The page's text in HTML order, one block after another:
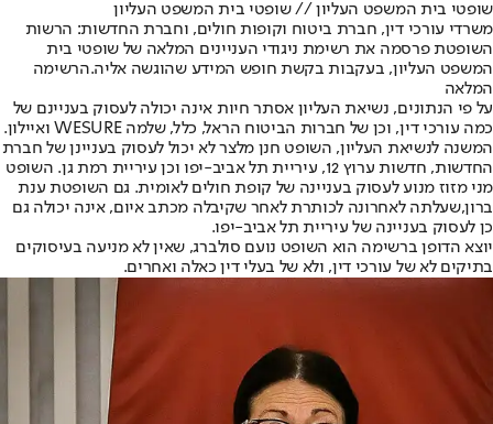
שופטי בית המשפט העליון // שופטי בית המשפט העליון
משרדי עורכי דין, חברת ביטוח וקופות חולים, וחברת החדשות: הרשות
השופטת פרסמה את רשימת ניגודי העניינים המלאה של שופטי בית
המשפט העליון, בעקבות בקשת חופש המידע שהוגשה אליה.הרשימה
המלאה
על פי הנתונים, נשיאת העליון אסתר חיות אינה יכולה לעסוק בעניינם של
כמה עורכי דין, וכן של חברות הביטוח הראל, כלל, שלמה WESURE ואיילון.
המשנה לנשיאת העליון, השופט חנן מלצר לא יכול לעסוק בעניינן של חברת
החדשות, חדשות ערוץ 12, עיריית תל אביב-יפו וכן עיריית רמת גן. השופט
מני מזוז מנוע לעסוק בעניינה של קופת חולים לאומית. גם השופטת ענת
ברון,שעלתה לאחרונה לכותרת לאחר שקיבלה מכתב איום, אינה יכולה גם
כן לעסוק בעניינה של עיריית תל אביב-יפו.
יוצא הדופן ברשימה הוא השופט נועם סולברג, שאין לא מניעה בעיסוקים
בתיקים לא של עורכי דין, ולא של בעלי דין כאלה ואחרים.